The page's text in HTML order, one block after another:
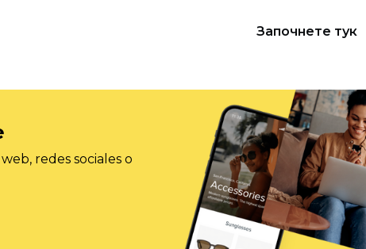
Започнете тук
redes sociales o